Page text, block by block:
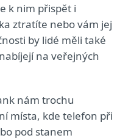
k nim přispět i
ztratíte nebo vám jej
by lidé měli také
na veřejných
nám trochu
místa, kde telefon při
pod stanem